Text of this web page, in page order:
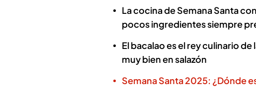
La cocina de Semana Santa
pocos ingredientes siempre
El bacalao es el rey culinario
muy bien en salazón
Semana Santa 2025: ¿Dónde